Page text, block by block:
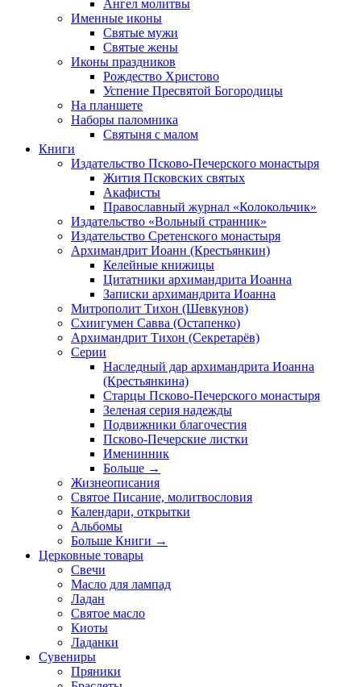
Ангел молитвы
Именные иконы
Святые мужи
Святые жены
Иконы праздников
Рождество Христово
Успение Пресвятой Богородицы
На планшете
Наборы паломника
Святыня с малом
Книги
Издательство Псково-Печерского монастыря
Жития Псковских святых
Акафисты
Православный журнал «Колокольчик»
Издательство «Вольный странник»
Издательство Сретенского монастыря
Архимандрит Иоанн (Крестьянкин)
Келейные книжицы
Цитатники архимандрита Иоанна
Записки архимандрита Иоанна
Митрополит Тихон (Шевкунов)
Схиигумен Савва (Остапенко)
Архимандрит Тихон (Секретарёв)
Серии
Наследный дар архимандрита Иоанна
(Крестьянкина)
Старцы Псково-Печерского монастыря
Зеленая серия надежды
Подвижники благочестия
Псково-Печерские листки
Именинник
Больше →
Жизнеописания
Святое Писание, молитвословия
Календари, открытки
Альбомы
Больше Книги →
Церковные товары
Свечи
Масло для лампад
Ладан
Святое масло
Киоты
Ладанки
Сувениры
Пряники